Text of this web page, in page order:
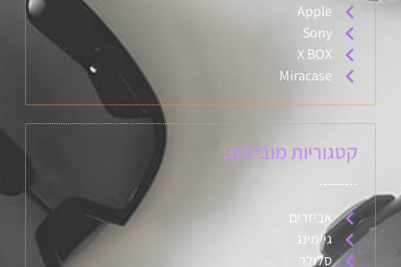
Apple
Sony
X BOX
Miracase
קטגוריות מובילות:
אביזרים
גיימינג
סלולר